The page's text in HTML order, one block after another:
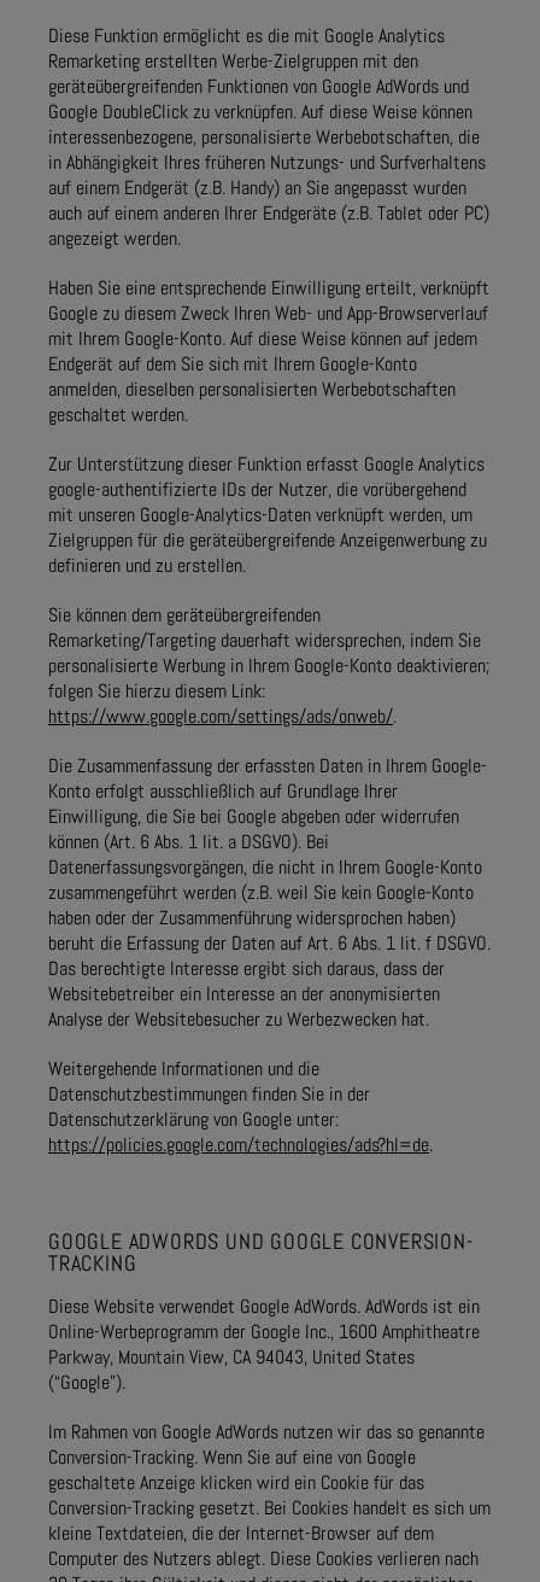
Diese Funktion ermöglicht es die mit Google Analytics
Remarketing erstellten Werbe-Zielgruppen mit den
geräteübergreifenden Funktionen von Google AdWords und
Google DoubleClick zu verknüpfen. Auf diese Weise können
interessenbezogene, personalisierte Werbebotschaften, die
in Abhängigkeit Ihres früheren Nutzungs- und Surfverhaltens
auf einem Endgerät (z.B. Handy) an Sie angepasst wurden
auch auf einem anderen Ihrer Endgeräte (z.B. Tablet oder PC)
angezeigt werden.
Haben Sie eine entsprechende Einwilligung erteilt, verknüpft
Google zu diesem Zweck Ihren Web- und App-Browserverlauf
mit Ihrem Google-Konto. Auf diese Weise können auf jedem
Endgerät auf dem Sie sich mit Ihrem Google-Konto
anmelden, dieselben personalisierten Werbebotschaften
geschaltet werden.
Zur Unterstützung dieser Funktion erfasst Google Analytics
google-authentifizierte IDs der Nutzer, die vorübergehend
mit unseren Google-Analytics-Daten verknüpft werden, um
Zielgruppen für die geräteübergreifende Anzeigenwerbung zu
definieren und zu erstellen.
Sie können dem geräteübergreifenden
Remarketing/Targeting dauerhaft widersprechen, indem Sie
personalisierte Werbung in Ihrem Google-Konto deaktivieren;
folgen Sie hierzu diesem Link:
https://www.google.com/settings/ads/onweb/.
Die Zusammenfassung der erfassten Daten in Ihrem Google-
Konto erfolgt ausschließlich auf Grundlage Ihrer
Einwilligung, die Sie bei Google abgeben oder widerrufen
können (Art. 6 Abs. 1 lit. a DSGVO). Bei
Datenerfassungsvorgängen, die nicht in Ihrem Google-Konto
zusammengeführt werden (z.B. weil Sie kein Google-Konto
haben oder der Zusammenführung widersprochen haben)
beruht die Erfassung der Daten auf Art. 6 Abs. 1 lit. f DSGVO.
Das berechtigte Interesse ergibt sich daraus, dass der
Websitebetreiber ein Interesse an der anonymisierten
Analyse der Websitebesucher zu Werbezwecken hat.
Weitergehende Informationen und die
Datenschutzbestimmungen finden Sie in der
Datenschutzerklärung von Google unter:
https://policies.google.com/technologies/ads?hl=de.
GOOGLE ADWORDS UND GOOGLE CONVERSION-
TRACKING
Diese Website verwendet Google AdWords. AdWords ist ein
Online-Werbeprogramm der Google Inc., 1600 Amphitheatre
Parkway, Mountain View, CA 94043, United States
(“Google”).
Im Rahmen von Google AdWords nutzen wir das so genannte
Conversion-Tracking. Wenn Sie auf eine von Google
geschaltete Anzeige klicken wird ein Cookie für das
Conversion-Tracking gesetzt. Bei Cookies handelt es sich um
kleine Textdateien, die der Internet-Browser auf dem
Computer des Nutzers ablegt. Diese Cookies verlieren nach